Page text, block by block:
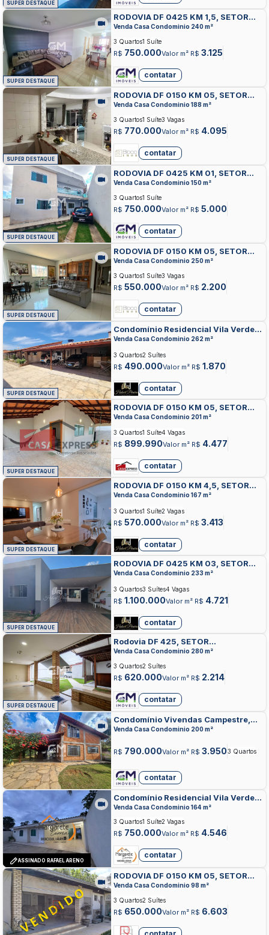
SUPER DESTAQUE
SUPER DESTAQUE
RODOVIA DF 0425 KM 1,5, SETOR
HABITACIONAL CONTAGEM,
Venda Casa Condominio 240 m²
R$ 750.000Valor m² R$ 3.125
3 Quartos1 Suíte
contatar
SUPER DESTAQUE
RODOVIA DF 0150 KM 05, SETOR
HABITACIONAL CONTAGEM,
Venda Casa Condominio 188 m²
R$ 770.000Valor m² R$ 4.095
3 Quartos1 Suíte3 Vagas
contatar
SUPER DESTAQUE
RODOVIA DF 0425 KM 01, SETOR
HABITACIONAL CONTAGEM,
Venda Casa Condominio 150 m²
R$ 750.000Valor m² R$ 5.000
3 Quartos1 Suíte
contatar
SUPER DESTAQUE
RODOVIA DF 0150 KM 05, SETOR
HABITACIONAL CONTAGEM,
Venda Casa Condominio 250 m²
R$ 550.000Valor m² R$ 2.200
3 Quartos1 Suíte3 Vagas
contatar
SUPER DESTAQUE
Condomínio Residencial Vila Verde,
SETOR HABITACIONAL CONTAGEM,
Venda Casa Condominio 262 m²
R$ 490.000Valor m² R$ 1.870
3 Quartos2 Suítes
contatar
SUPER DESTAQUE
RODOVIA DF 0150 KM 05, SETOR
HABITACIONAL CONTAGEM,
Venda Casa Condominio 201 m²
R$ 899.990Valor m² R$ 4.477
3 Quartos1 Suíte4 Vagas
contatar
SUPER DESTAQUE
RODOVIA DF 0150 KM 4,5, SETOR
HABITACIONAL CONTAGEM,
Venda Casa Condominio 167 m²
R$ 570.000Valor m² R$ 3.413
3 Quartos1 Suíte2 Vagas
contatar
SUPER DESTAQUE
RODOVIA DF 0425 KM 03, SETOR
HABITACIONAL CONTAGEM,
Venda Casa Condominio 233 m²
R$ 1.100.000Valor m² R$ 4.721
3 Quartos3 Suítes4 Vagas
contatar
SUPER DESTAQUE
Rodovia DF 425, SETOR
HABITACIONAL CONTAGEM,
Venda Casa Condominio 280 m²
R$ 620.000Valor m² R$ 2.214
3 Quartos2 Suítes
contatar
Condomínio Vivendas Campestre,
SETOR HABITACIONAL CONTAGEM,
Venda Casa Condominio 200 m²
R$ 790.000Valor m² R$ 3.9503 Quartos
contatar
ASSINADO RAFAEL ARENO
Condomínio Residencial Vila Verde,
SETOR HABITACIONAL CONTAGEM,
SOBRADINHO
Venda Casa Condominio 164 m²
R$ 750.000Valor m² R$ 4.546
3 Quartos1 Suíte2 Vagas
contatar
RODOVIA DF 0150 KM 05, SETOR
HABITACIONAL CONTAGEM,
Venda Casa Condominio 98 m²
R$ 650.000Valor m² R$ 6.603
3 Quartos2 Suítes